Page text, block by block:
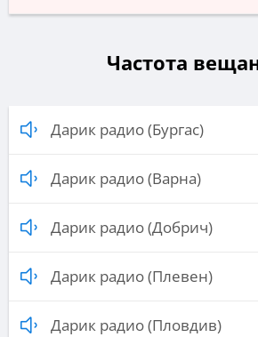
Частота
Дарик радио (Бургас)
Дарик радио (Варна)
Дарик радио (Добрич)
Дарик радио (Плевен)
Дарик радио (Пловдив)